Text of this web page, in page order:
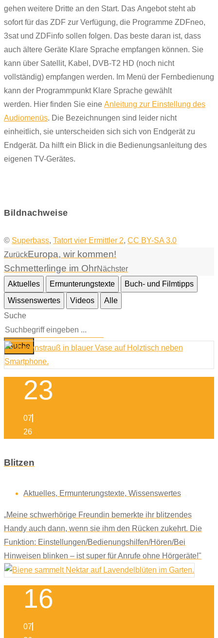
gehen weitere Dritte an den Start. Das Angebot steht ab
sofort für das ZDF zur Verfügung, die Programme ZDFneo,
3sat und ZDFinfo sollen folgen. Das beste daran ist, dass
auch ältere Geräte Klare Sprache empfangen können. Sie
kann über Satellit, Kabel, DVB-T2 HD (noch nicht
vollständig) empfangen werden. Im Menü der Fernbedienung
kann der Programmpunkt Klare Sprache gewählt
werden. Hier finden Sie eine Anleitung zur Einstellung des
Audiomenüs. Die Bezeichnungen sind leider nicht
einheitlich, sie unterscheiden sich sich von Endgerät zu
Endgerät. Da hilft ein Blick in die Bedienungsanleitung des
eigenen TV-Gerätes.
Bildnachweise
© Superbass, Tatort vier Ermittler 2, CC BY-SA 3.0
ZurückEuropa, wir kommen!
Schmetterlinge im OhrNächster
Aktuelles
Ermunterungstexte
Buch- und Filmtipps
Wissenswertes
Videos
Alle
Suche
Suche
23
07
26
Blitzen
Aktuelles, Ermunterungstexte, Wissenswertes
„Meine schwerhörige Freundin bemerkte ihr blitzendes
Handy auch dann, wenn sie ihm den Rücken zukehrt. Die
Funktion: Einstellungen/Bedienungshilfen/Hören/Bei
Hinweisen blinken – ist super für Anrufe ohne Hörgeräte!"
16
07